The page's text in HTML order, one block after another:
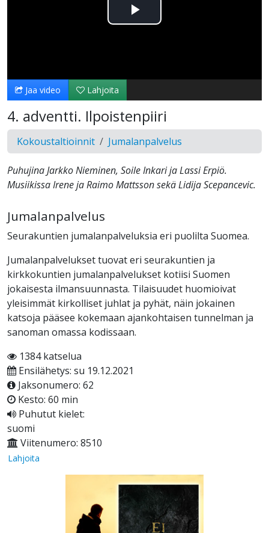
Toista
Jaa video Lahjoita
4. adventti. Ilpoistenpiiri
Kokoustaltioinnit Jumalanpalvelus
Puhujina Jarkko Nieminen, Soile Inkari ja Lassi Erpiö.
Musiikissa Irene ja Raimo Mattsson sekä Lidija Scepancevic.
Jumalanpalvelus
Seurakuntien jumalanpalveluksia eri puolilta Suomea.
Jumalanpalvelukset tuovat eri seurakuntien ja
kirkkokuntien jumalanpalvelukset kotiisi Suomen
jokaisesta ilmansuunnasta. Tilaisuudet huomioivat
yleisimmät kirkolliset juhlat ja pyhät, näin jokainen
katsoja pääsee kokemaan ajankohtaisen tunnelman ja
sanoman omassa kodissaan.
1384 katselua
Ensilähetys: su 19.12.2021
Jaksonumero: 62
Kesto: 60 min
Puhutut kielet:
suomi
Viitenumero: 8510
Lahjoita